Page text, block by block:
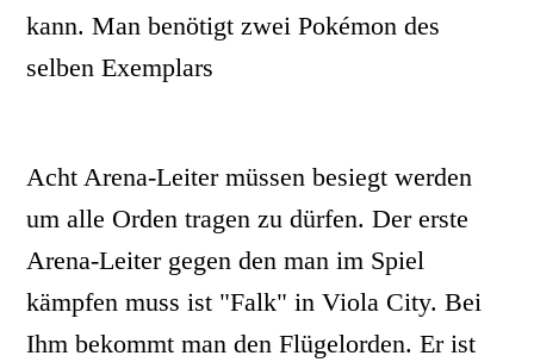
kann. Man benötigt zwei Pokémon des
selben Exemplars
Acht Arena-Leiter müssen besiegt werden
um alle Orden tragen zu dürfen. Der erste
Arena-Leiter gegen den man im Spiel
kämpfen muss ist "Falk" in Viola City. Bei
Ihm bekommt man den Flügelorden. Er ist